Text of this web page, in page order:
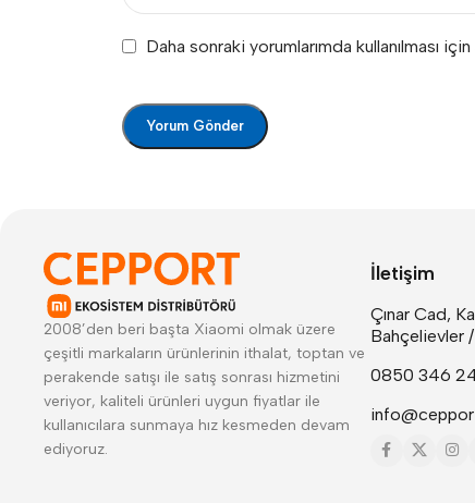
Daha sonraki yorumlarımda kullanılması
2008’den beri başta Xiaomi olmak üzere
çeşitli markaların ürünlerinin ithalat, toptan ve
perakende satışı ile satış sonrası hizmetini
veriyor, kaliteli ürünleri uygun fiyatlar ile
kullanıcılara sunmaya hız kesmeden devam
ediyoruz.
İletişim
Çınar Cad,
Bahçelievler
0850 346